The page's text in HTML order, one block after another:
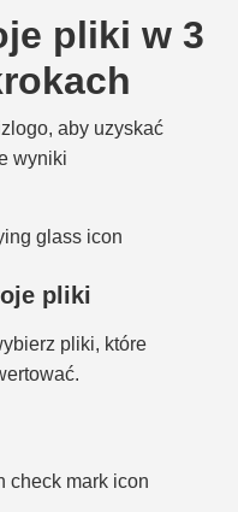
pliki w 3
aby uzyskać
wyniki
pliki
pliki, które